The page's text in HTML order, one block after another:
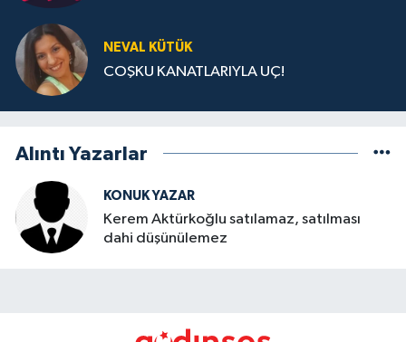
NEVAL KÜTÜK
COŞKU KANATLARIYLA UÇ!
Alıntı Yazarlar
KONUK YAZAR
Kerem Aktürkoğlu satılamaz, satılması
dahi düşünülemez